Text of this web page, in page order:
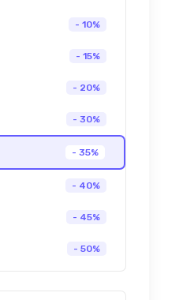
- 10%
- 15%
- 20%
- 30%
- 35%
- 40%
- 45%
- 50%